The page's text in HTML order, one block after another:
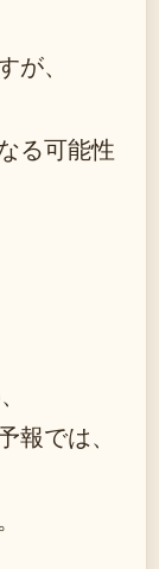
が、
る可能性
報では、